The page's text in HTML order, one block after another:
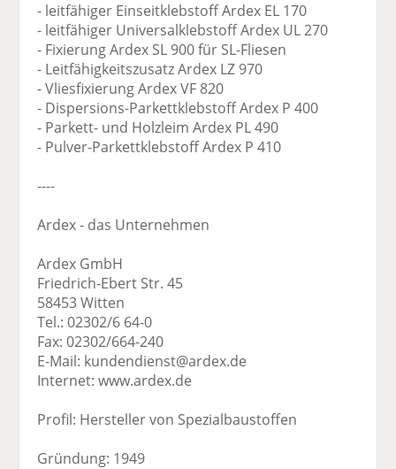
- leitfähiger Einseitklebstoff Ardex EL 170
- leitfähiger Universalklebstoff Ardex UL 270
- Fixierung Ardex SL 900 für SL-Fliesen
- Leitfähigkeitszusatz Ardex LZ 970
- Vliesfixierung Ardex VF 820
- Dispersions-Parkettklebstoff Ardex P 400
- Parkett- und Holzleim Ardex PL 490
- Pulver-Parkettklebstoff Ardex P 410
----
Ardex - das Unternehmen
Ardex GmbH
Friedrich-Ebert Str. 45
58453 Witten
Tel.: 02302/6 64-0
Fax: 02302/664-240
E-Mail: kundendienst@ardex.de
Internet: www.ardex.de
Profil: Hersteller von Spezialbaustoffen
Gründung: 1949